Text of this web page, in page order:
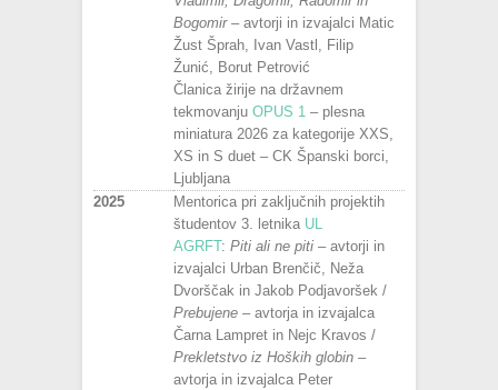
Bogomir– avtorji in izvajalci Matic
Žust Šprah, Ivan Vastl, Filip
Žunić, Borut Petrović
Članica žirije na državnem
tekmovanju OPUS 1 – plesna
miniatura 2026 za kategorije XXS,
XS in S duet – CK Španski borci,
Ljubljana
2025
Mentorica pri zaključnih projektih
študentov 3. letnika UL
AGRFT: Piti ali ne piti – avtorji in
izvajalci Urban Brenčič, Neža
Dvorščak in Jakob Podjavoršek /
Prebujene – avtorja in izvajalca
Čarna Lampret in Nejc Kravos /
Prekletstvo iz Hoških globin –
avtorja in izvajalca Peter